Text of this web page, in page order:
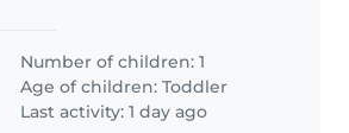
Number of children: 1
Age of children:Toddler
Last activity: 1 day ago